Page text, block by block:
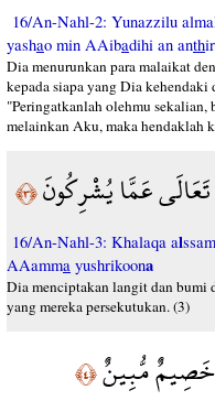
16/An-Nahl-2: Yunazzilu
yashao min AAibadihi an anth
Dia menurunkan para malaikat
kepada siapa yang Dia
"Peringatkanlah olehmu sekalian,
melainkan Aku, maka hendaklah
عَمَّا يُشْرِكُونَ﴿٣﴾
16/An-Nahl-3: Khalaqa alssam
AAamma yushrikoona
Dia menciptakan langit dan bumi
yang mereka persekutukan. (3)
خَصِيمٌ مُّبِينٌ﴿٤﴾